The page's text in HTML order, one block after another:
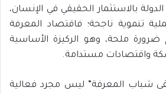
بالاستثمار الحقيقي في الإنسان،
تنموية ناجحة؛ فاقتصاد المعرفة
ملحة، وهو الركيزة الأساسية
واقتصادات مستدامة.
شباب المعرفة” ليس مجرد فعالية